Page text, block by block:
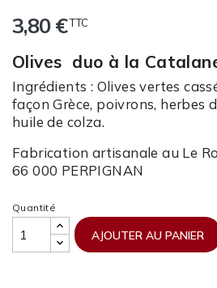
3,80 €TTC
Olives duo à la
Ingrédients : Olives vertes
façon Grèce, poivrons, herbes
huile de colza.
Fabrication artisanale au Le
66 000 PERPIGNAN
Quantité
AJOUTER AU PANIER